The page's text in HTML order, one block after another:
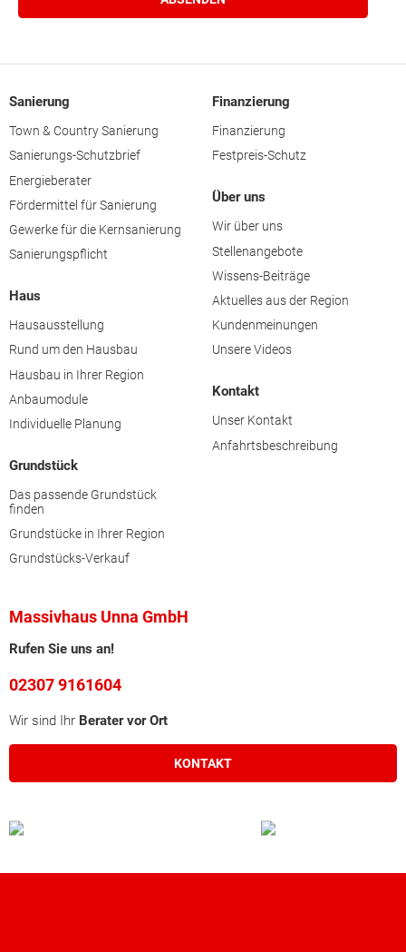
Sanierung
Town & Country Sanierung
Sanierungs-Schutzbrief
Energieberater
Fördermittel für Sanierung
Gewerke für die Kernsanierung
Sanierungspflicht
Haus
Hausausstellung
Rund um den Hausbau
Hausbau in Ihrer Region
Anbaumodule
Individuelle Planung
Grundstück
Das passende Grundstück
finden
Grundstücke in Ihrer Region
Grundstücks-Verkauf
Finanzierung
Finanzierung
Festpreis-Schutz
Über uns
Wir über uns
Stellenangebote
Wissens-Beiträge
Aktuelles aus der Region
Kundenmeinungen
Unsere Videos
Kontakt
Unser Kontakt
Anfahrtsbeschreibung
Massivhaus Unna GmbH
Rufen Sie uns an!
02307 9161604
Wir sind Ihr Berater vor Ort
KONTAKT